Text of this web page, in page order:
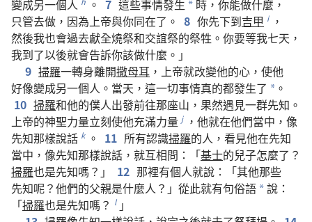
變成另一個人 。 7 這些事情發生 * 時 ， 你能做什麼 ，
只管去做 ， 因為上帝與你同在了 。 8 你先下到吉甲 i
，
然後我也會過去獻全燒祭和交誼祭的祭牲 。 你要等我七天 ，
我到了以後就會告訴你該做什麼 。」
9 掃羅一轉身離開撒母耳 ， 上帝就改變他的心 ， 使他
好像變成另一個人 。 當天 ， 這一切事情真的都發生了 * 。
10 掃羅和他的僕人出發前往那座山 ， 果然遇見一群先知 。
上帝的神聖力量立刻使他充滿力量 j ， 他就在他們當中 ， 像
先知那樣說話 k 。 11 所有認識掃羅的人 ， 看見他在先知
當中 ， 像先知那樣說話 ， 就互相問 ：「基士的兒子怎麼了 ？
掃羅也是先知嗎 ？」 12 那裡有個人就說 ：「其他那些
先知呢？他們的父親是什麼人 ？」 從此就有句俗語 *說 ：
「掃羅也是先知嗎 ？ l 」